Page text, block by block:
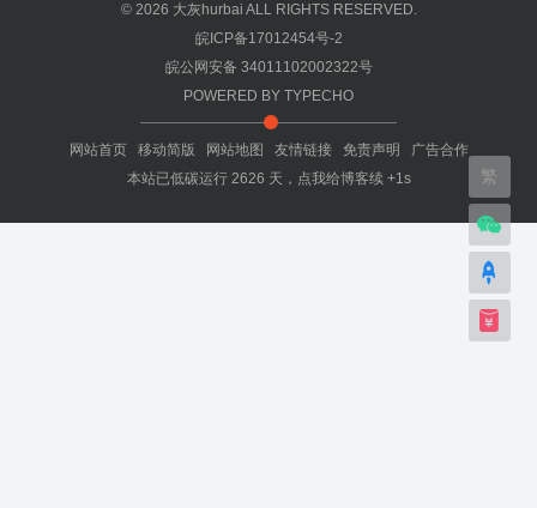
© 2026 大灰hurbai ALL RIGHTS RESERVED.
皖ICP备17012454号-2
皖公网安备 34011102002322号
POWERED BY TYPECHO
网站首页 移动简版 网站地图 友情链接 免责声明
广告合作
本站已低碳运行2626 天， 点我给博客续 +1s 繁